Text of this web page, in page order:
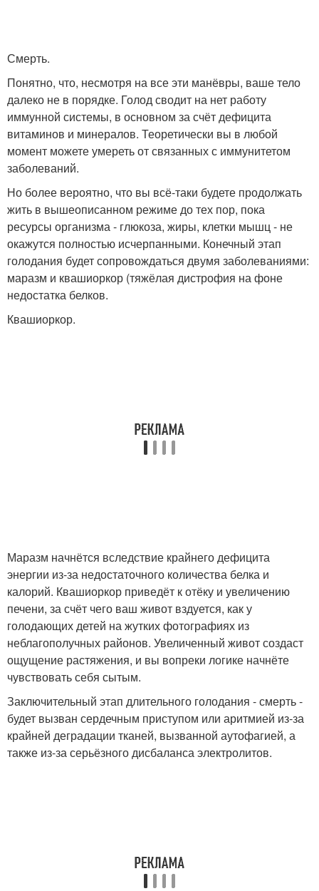
Смерть.
Понятно, что, несмотря на все эти манёвры, ваше тело
далеко не в порядке. Голод сводит на нет работу
иммунной системы, в основном за счёт дефицита
витаминов и минералов. Теоретически вы в любой
момент можете умереть от связанных с иммунитетом
заболеваний.
Но более вероятно, что вы всё-таки будете продолжать
жить в вышеописанном режиме до тех пор, пока
ресурсы организма - глюкоза, жиры, клетки мышц - не
окажутся полностью исчерпанными. Конечный этап
голодания будет сопровождаться двумя заболеваниями:
маразм и квашиоркор (тяжёлая дистрофия на фоне
недостатка белков.
Квашиоркор.
Маразм начнётся вследствие крайнего дефицита
энергии из-за недостаточного количества белка и
калорий. Квашиоркор приведёт к отёку и увеличению
печени, за счёт чего ваш живот вздуется, как у
голодающих детей на жутких фотографиях из
неблагополучных районов. Увеличенный живот создаст
ощущение растяжения, и вы вопреки логике начнёте
чувствовать себя сытым.
Заключительный этап длительного голодания - смерть -
будет вызван сердечным приступом или аритмией из-за
крайней деградации тканей, вызванной аутофагией, а
также из-за серьёзного дисбаланса электролитов.